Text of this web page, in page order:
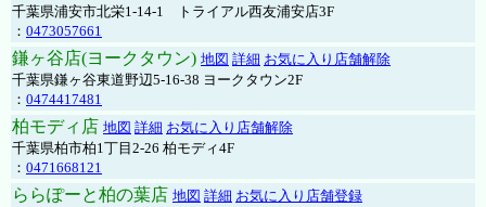
千葉県浦安市北栄1-14-1 トライアル西友浦安店3F
： 0473057661
鎌ヶ谷店(ヨークタウン) 地図 詳細 お気に入り店舗解除
千葉県鎌ヶ谷東道野辺5-16-38 ヨークタウン2F
： 0474417481
柏モディ店 地図 詳細 お気に入り店舗解除
千葉県柏市柏1丁目2-26 柏モディ4F
： 0471668121
ららぽーと柏の葉店 地図 詳細 お気に入り店舗登録